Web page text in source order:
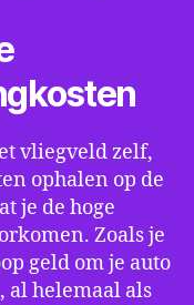
vliegveld zelf,
ophalen op de
je de hoge
Zoals je
geld om je auto
al helemaal als